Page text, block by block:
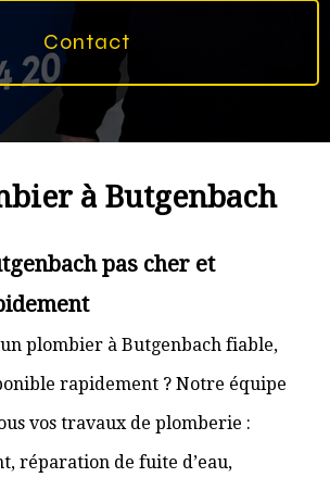
Contact
à Butgenbach
pas cher et
plombier à Butgenbach fiable,
rapidement ? Notre équipe
vos travaux de plomberie :
réparation de fuite d’eau,